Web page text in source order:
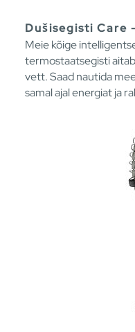
Dušisegisti Care
Meie kõige
termostaatsegisti
vett. Saad nautida
samal ajal energiat ja